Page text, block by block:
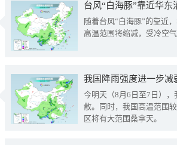
台风“白海豚”靠近华
随着台风“白海豚”的靠近
高温范围将缩减，受冷空
今明天（8月6日至7日）
散。同时，我国高温范围
区将有大范围桑拿天。